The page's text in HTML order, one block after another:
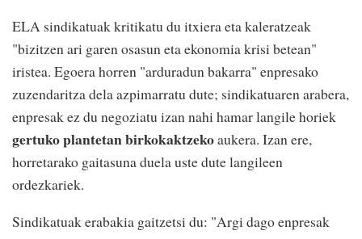
ELA sindikatuak kritikatu du itxiera eta kaleratzeak
"bizitzen ari garen osasun eta ekonomia krisi betean"
iristea. Egoera horren "arduradun bakarra" enpresako
zuzendaritza dela azpimarratu dute; sindikatuaren arabera,
enpresak ez du negoziatu izan nahi hamar langile horiek
gertuko plantetan birkokaktzekoaukera. Izan ere,
horretarako gaitasuna duela uste dute langileen
ordezkariek.
Sindikatuak erabakia gaitzetsi du: "Argi dago enpresak